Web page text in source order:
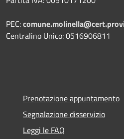
PEC:
Centralino Unico: 0516906811
Prenotazione appuntamento
Segnalazione disservizio
Leggi le FAQ